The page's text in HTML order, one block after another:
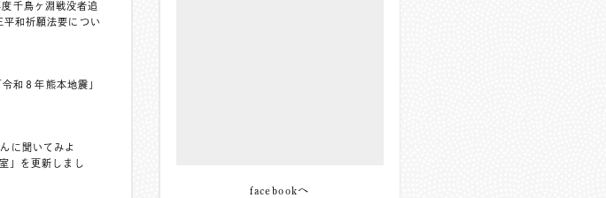
千鳥ヶ淵戦没者追
平和祈願法要につい
令和８年熊本地震」
に聞いてみよ
」を更新しまし
facebookへ